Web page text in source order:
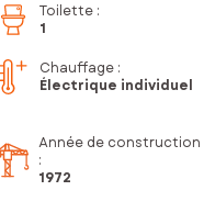
Toilette :
1
Chauffage :
Électrique individuel
Année de construction
:
1972